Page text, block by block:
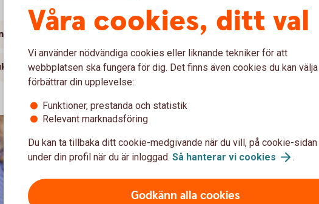
i Sverige
Våra cookies, ditt val
Vi använder nödvändiga cookies eller liknande tekniker för att
webbplatsen ska fungera för dig. Det finns även cookies du kan
förbättrar din upplevelse:
Funktioner, prestanda och statistik
Relevant marknadsföring
Du kan ta tillbaka ditt cookie-medgivande när du vill, på cookie-
under din profil när du är inloggad. Så hanterar vi cookies .
Godkänn alla cookies